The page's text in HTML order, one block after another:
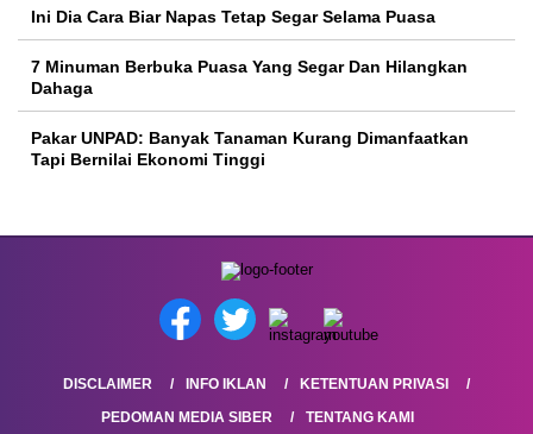
Ini Dia Cara Biar Napas Tetap Segar Selama Puasa
7 Minuman Berbuka Puasa Yang Segar Dan Hilangkan
Dahaga
Pakar UNPAD: Banyak Tanaman Kurang Dimanfaatkan
Tapi Bernilai Ekonomi Tinggi
DISCLAIMER INFO IKLAN
KETENTUAN PRIVASI
PEDOMAN MEDIA SIBER
TENTANG KAMI